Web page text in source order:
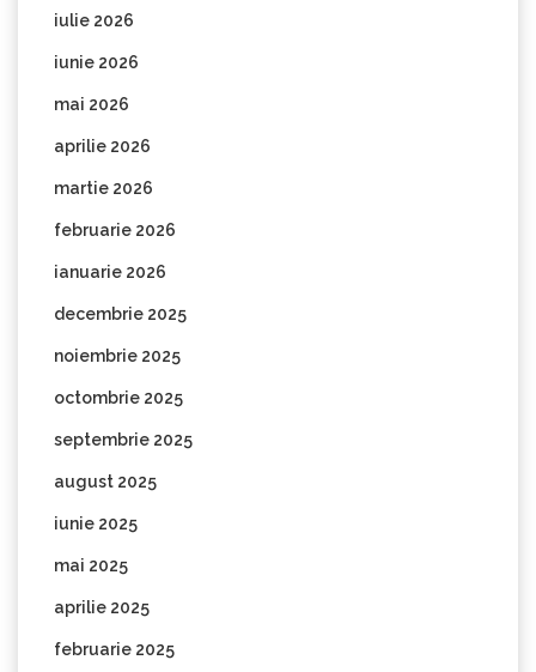
iulie 2026
iunie 2026
mai 2026
aprilie 2026
martie 2026
februarie 2026
ianuarie 2026
decembrie 2025
noiembrie 2025
octombrie 2025
septembrie 2025
august 2025
iunie 2025
mai 2025
aprilie 2025
februarie 2025